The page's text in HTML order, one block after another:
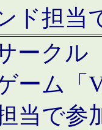
ド担当
ークル
ーム「
当で参